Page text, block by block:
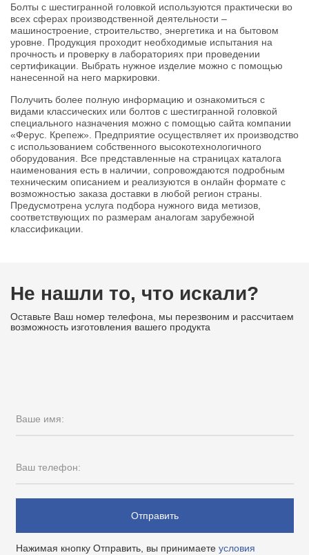
Болты с шестигранной головкой используются практически во
всех сферах производственной деятельности –
машиностроение, строительство, энергетика и на бытовом
уровне. Продукция проходит необходимые испытания на
прочность и проверку в лабораториях при проведении
сертификации. Выбрать нужное изделие можно с помощью
нанесенной на него маркировки.
Получить более полную информацию и ознакомиться с
видами классических или болтов с шестигранной головкой
специального назначения можно с помощью сайта компании
«Ферус. Крепеж». Предприятие осуществляет их производство
с использованием собственного высокотехнологичного
оборудования. Все представленные на страницах каталога
наименования есть в наличии, сопровождаются подробным
техническим описанием и реализуются в онлайн формате с
возможностью заказа доставки в любой регион страны.
Предусмотрена услуга подбора нужного вида метизов,
соответствующих по размерам аналогам зарубежной
классификации.
Не нашли то, что искали?
Оставьте Ваш номер телефона, мы перезвоним и рассчитаем
возможность изготовления вашего продукта
Ваше имя:
Ваш телефон:
Отправить
Нажимая кнопку Отправить, вы принимаете условия